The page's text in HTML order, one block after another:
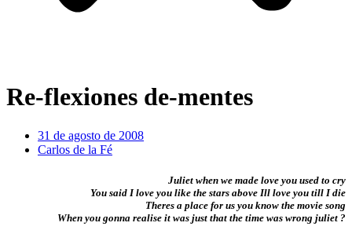
Re-flexiones de-mentes
31 de agosto de 2008
Carlos de la Fé
Juliet when we made love you used to cry
You said I love you like the stars above Ill love you till I die
Theres a place for us you know the movie song
When you gonna realise it was just that the time was wrong juliet ?